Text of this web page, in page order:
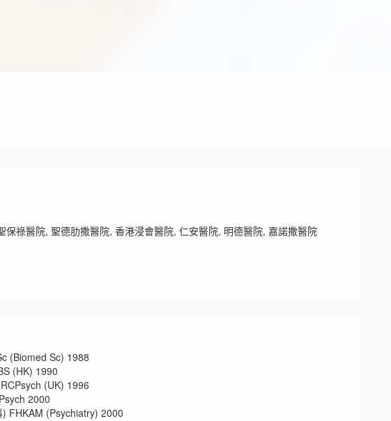
保祿醫院, 聖德肋撒醫院, 香港浸會醫院, 仁安醫院, 明德醫院, 嘉諾撒醫院
(Biomed Sc) 1988
(HK) 1990
(UK) 1996
2000
FHKAM (Psychiatry) 2000